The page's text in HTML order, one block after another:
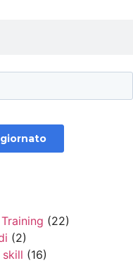
(22)
(2)
skill (16)